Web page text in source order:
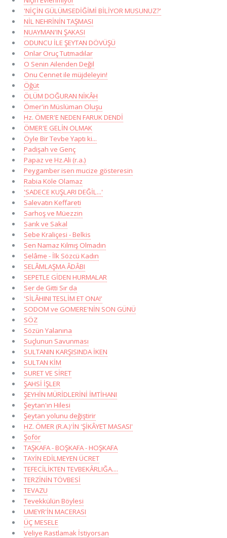
'NİÇİN GÜLÜMSEDİĞİMİ BİLİYOR MUSUNUZ?'
NİL NEHRİNİN TAŞMASI
NUAYMAN'IN ŞAKASI
ODUNCU İLE ŞEYTAN DÖVÜŞÜ
Onlar Oruç Tutmadılar
O Senin Ailenden Değil
Onu Cennet ile müjdeleyin!
Öğüt
ÖLÜM DOĞURAN NİKÂH
Ömer'in Müslüman Oluşu
Hz. ÖMER'E NEDEN FARUK DENDİ
ÖMER'E GELİN OLMAK
Öyle Bir Tevbe Yaptı ki...
Padişah ve Genç
Papaz ve Hz.Ali (r.a.)
Peygamber isen mucize gösteresin
Rabia Köle Olamaz
'SADECE KUŞLARI DEĞİL...'
Salevatın Keffareti
Sarhoş ve Müezzin
Sarık ve Sakal
Sebe Kraliçesi - Belkis
Sen Namaz Kılmış Olmadın
Selâme - İlk Sözcü Kadın
SELÂMLAŞMA ÂDÂBI
SEPETLE GİDEN HURMALAR
Ser de Gitti Sır da
'SİLÂHINI TESLİM ET ONA!'
SODOM ve GOMERE'NİN SON GÜNÜ
SÖZ
Sözün Yalanına
Suçlunun Savunması
SULTANIN KARŞISINDA İKEN
SULTAN KİM
SURET VE SİRET
ŞAHSİ İŞLER
ŞEYHİN MÜRİDLERİNİ İMTİHANI
Şeytan'ın Hilesi
Şeytan yolunu değiştirir
HZ. ÖMER (R.A.)'İN 'ŞİKÂYET MASASI'
Şoför
TAŞKAFA - BOŞKAFA - HOŞKAFA
TAYİN EDİLMEYEN ÜCRET
TEFECİLİKTEN TEVBEKÂRLIĞA....
TERZİNİN TÖVBESİ
TEVAZU
Tevekkülün Böylesi
UMEYR'İN MACERASI
ÜÇ MESELE
Veliye Rastlamak İstiyorsan